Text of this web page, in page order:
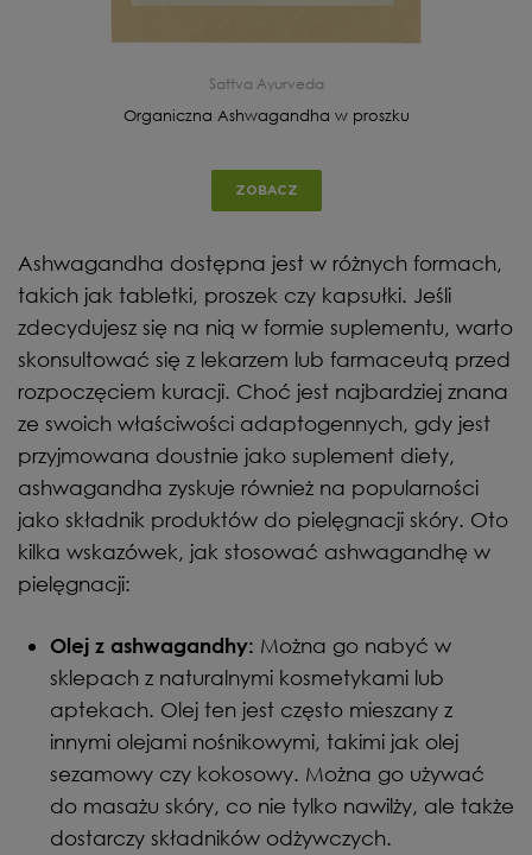
Sattva Ayurveda
Organiczna Ashwagandha w proszku
ZOBACZ
Ashwagandha dostępna jest w różnych formach,
takich jak tabletki, proszek czy kapsułki. Jeśli
zdecydujesz się na nią w formie suplementu, warto
skonsultować się z lekarzem lub farmaceutą przed
rozpoczęciem kuracji. Choć jest najbardziej znana
ze swoich właściwości adaptogennych, gdy jest
przyjmowana doustnie jako suplement diety,
ashwagandha zyskuje również na popularności
jako składnik produktów do pielęgnacji skóry. Oto
kilka wskazówek, jak stosować ashwagandhę w
pielęgnacji:
Olej z ashwagandhy: Można go nabyć w
sklepach z naturalnymi kosmetykami lub
aptekach. Olej ten jest często mieszany z
innymi olejami nośnikowymi, takimi jak olej
sezamowy czy kokosowy. Można go używać
do masażu skóry, co nie tylko nawilży, ale także
dostarczy składników odżywczych.